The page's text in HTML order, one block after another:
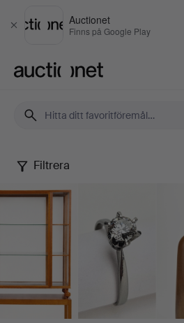
Stäng
Auctionet
Finns på Google Play
Selected
by
&
Ek
Filtrera